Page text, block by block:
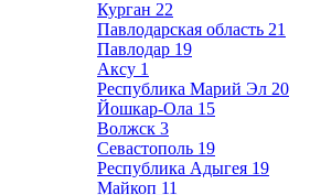
Курган 22
Павлодарская область 21
Павлодар 19
Аксу 1
Республика Марий Эл 20
Йошкар-Ола 15
Волжск 3
Севастополь 19
Республика Адыгея 19
Майкоп 11